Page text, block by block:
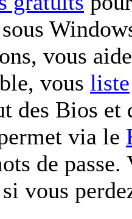
vous
vous liste
des Bios et
via le
de passe.
vous